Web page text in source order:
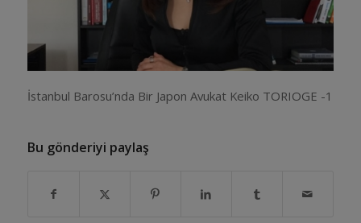
İstanbul Barosu’nda Bir Japon Avukat Keiko TORIOGE -1
Bu gönderiyi paylaş